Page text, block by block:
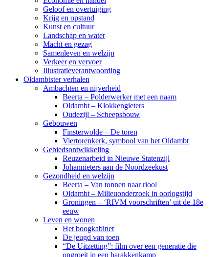
Geloof en overtuiging
Krijg en opstand
Kunst en cultuur
Landschap en water
Macht en gezag
Samenleven en welzijn
Verkeer en vervoer
Illustratieverantwoording
Oldambtster verhalen
Ambachten en nijverheid
Beerta – Polderwerker met een naam
Oldambt – Klokkengieters
Oudezijl – Scheepsbouw
Gebouwen
Finsterwolde – De toren
Viertorenkerk, symbool van het Oldambt
Gebiedsontwikkeling
Reuzenarbeid in Nieuwe Statenzijl
Johannieters aan de Noordzeekust
Gezondheid en welzijn
Beerta – Van tonnen naar riool
Oldambt – Milieuonderzoek in oorlogstijd
Groningen – ‘RIVM voorschriften’ uit de 18e
eeuw
Leven en wonen
Het boogkabinet
De jeugd van toen
“De Uitzetting”: film over een generatie die
opgroeit in een barakkenkamp